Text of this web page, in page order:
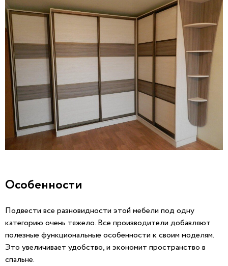
Особенности
Подвести все разновидности этой мебели под одну
категорию очень тяжело. Все производители добавляют
полезные функциональные особенности к своим моделям.
Это увеличивает удобство, и экономит пространство в
спальне.